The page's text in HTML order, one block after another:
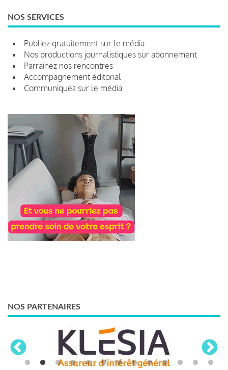
NOS SERVICES
Publiez gratuitement sur le média
Nos productions journalistiques sur abonnement
Parrainez nos rencontres
Accompagnement éditorial
Communiquez sur le média
NOS PARTENAIRES